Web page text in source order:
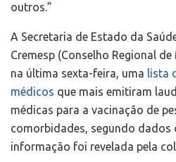
outros.”
A Secretaria de Estado da
Cremesp (Conselho Regional
na última sexta-feira, uma lista
médicos que mais emitiram
médicas para a vacinação de
comorbidades, segundo dados
informação foi revelada pela